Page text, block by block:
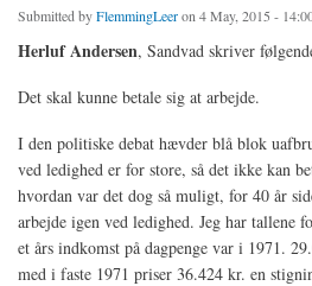
Submitted byFlemmingLeeron 4 May, 2015 -
Herluf Andersen, Sandvad skriver
Det skal kunne betale sig at arbejde.
I den politiske debat hævder blå blok
ved ledighed er for store, så det ikke kan
hvordan var det dog så muligt, for 40 år
arbejde igen ved ledighed. Jeg har tallene
et års indkomst på dagpenge var i 1971.
med i faste 1971 priser 36.424 kr. en